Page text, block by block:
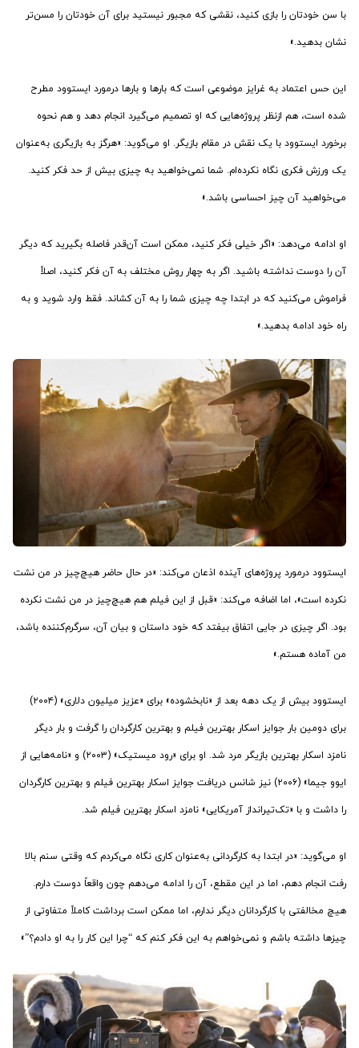
با سن خودتان را بازی کنید، نقشی که مجبور نیستید برای آن خودتان را مسن‌تر
نشان بدهید.»
این حس اعتماد به غرایز موضوعی است که بارها و بارها درمورد ایستوود مطرح
شده است، هم ازنظر پروژه‌هایی که او تصمیم می‌گیرد انجام دهد و هم نحوه
برخورد ایستوود با یک نقش در مقام بازیگر. او می‌گوید: «هرگز به بازیگری به‌عنوان
یک ورزش فکری نگاه نکرده‌ام. شما نمی‌خواهید به چیزی بیش از حد فکر کنید.
می‌خواهید آن چیز احساسی باشد.»
او ادامه می‌دهد: «اگر خیلی فکر کنید، ممکن است آن‌قدر فاصله بگیرید که دیگر
آن را دوست نداشته باشید. اگر به چهار روش مختلف به آن فکر کنید، اصلاً
فراموش می‌کنید که در ابتدا چه چیزی شما را به آن کشاند. فقط وارد شوید و به
راه خود ادامه بدهید.»
ایستوود درمورد پروژه‌های آینده اذعان می‌کند: «در حال حاضر هیچ‌چیز در من نشت
نکرده است»، اما اضافه می‌کند: «قبل از این فیلم هم هیچ‌چیز در من نشت نکرده
بود. اگر چیزی در جایی اتفاق بیفتد که خود داستان و بیان آن، سرگرم‌کننده باشد،
من آماده هستم.»
ایستوود بیش از یک دهه بعد از «نابخشوده» برای «عزیز میلیون دلاری» (۲۰۰۴)
برای دومین بار جوایز اسکار بهترین فیلم و بهترین کارگردان را گرفت و بار دیگر
نامزد اسکار بهترین بازیگر مرد شد. او برای «رود میستیک» (۲۰۰۳) و «نامه‌هایی از
ایوو جیما» (۲۰۰۶) نیز شانس دریافت جوایز اسکار بهترین فیلم و بهترین کارگردان
را داشت و با «تک‌تیرانداز آمریکایی» نامزد اسکار بهترین فیلم شد.
او می‌گوید: «در ابتدا به کارگردانی به‌عنوان کاری نگاه می‌کردم که وقتی سنم بالا
رفت انجام دهم، اما در این مقطع، آن را ادامه می‌دهم چون واقعاً دوست دارم.
هیچ مخالفتی با کارگردانان دیگر ندارم، اما ممکن است برداشت کاملاً متفاوتی از
چیزها داشته باشم و نمی‌خواهم به این فکر کنم که “چرا این کار را به او دادم؟”»